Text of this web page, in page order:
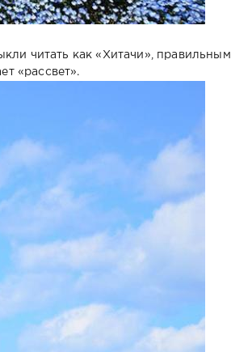
читать как «Хитачи», правильным
«рассвет».